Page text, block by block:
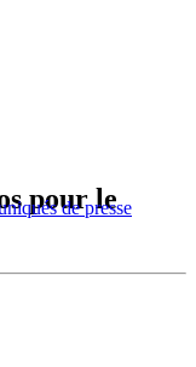
de presse
pour le